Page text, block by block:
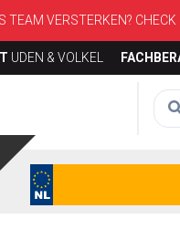
TEAM VERSTERKEN? CHECK
UDEN & VOLKEL